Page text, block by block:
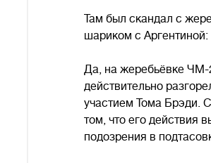
Там был скандал с
шариком с Аргентиной:
Да, на жеребьёвке ЧМ-
действительно
участием Тома Брэди.
том, что его действия
подозрения в